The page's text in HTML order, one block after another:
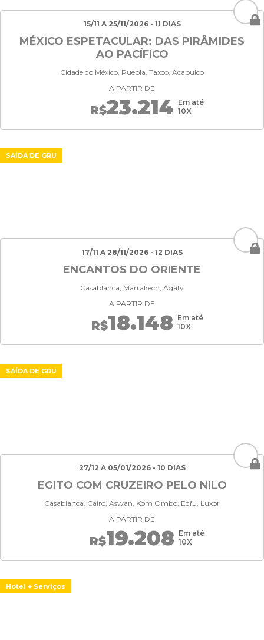
15/11 A 25/11/2026 - 11 DIAS
MÉXICO ESPETACULAR: DAS PIRÂMIDES
AO PACÍFICO
Cidade do México, Puebla, Taxco, Acapulco
A PARTIR DE
R$23.214 Em até
10X
SAÍDA DE GRU
17/11 A 28/11/2026 - 12 DIAS
ENCANTOS DO ORIENTE
Casablanca, Marrakech, Agafy
A PARTIR DE
R$18.148 Em até
10X
SAÍDA DE GRU
27/12 A 05/01/2026 - 10 DIAS
EGITO COM CRUZEIRO PELO NILO
Casablanca, Cairo, Aswan, Kom Ombo, Edfu, Luxor
A PARTIR DE
R$19.208 Em até
10X
Hotel + Serviços